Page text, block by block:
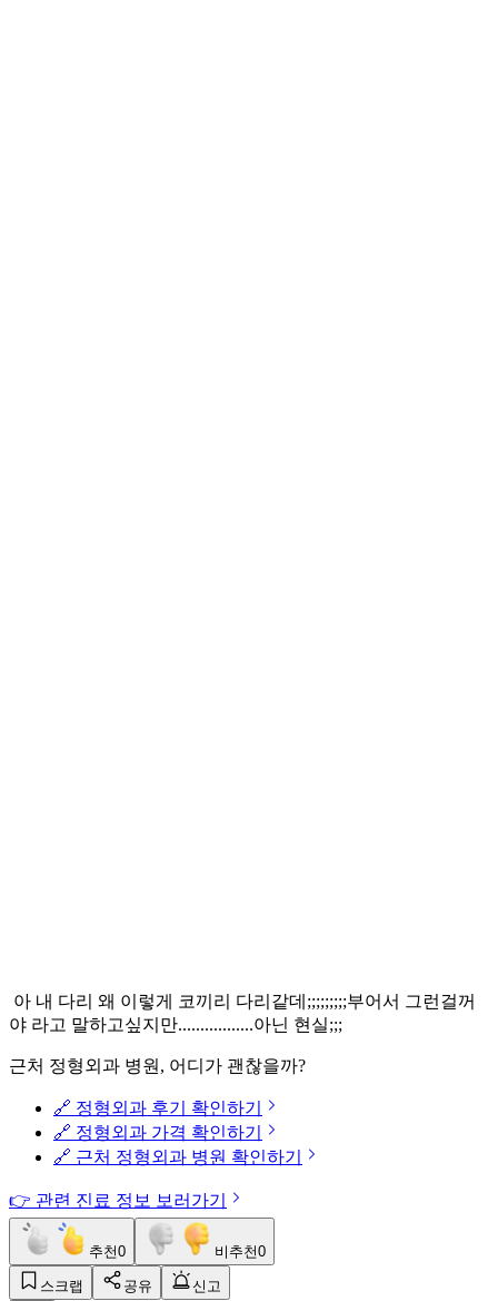
아 내 다리 왜 이렇게 코끼리 다리같데;;;;;;;;;부어서 그런걸꺼
야 라고 말하고싶지만.................아닌 현실;;;
근처 정형외과 병원, 어디가 괜찮을까?
🔗 정형외과 후기 확인하기
🔗 정형외과 가격 확인하기
🔗 근처 정형외과 병원 확인하기
👉 관련 진료 정보 보러가기
추천0 비추천0
스크랩 공유 신고